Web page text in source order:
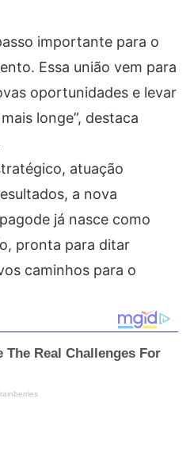
importante para o
Essa união vem para
oportunidades e levar
longe”, destaca
atuação
a nova
já nasce como
pronta para ditar
caminhos para o